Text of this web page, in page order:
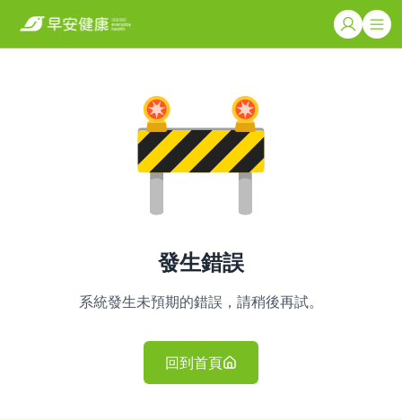
發生錯誤
系統發生未預期的錯誤，請稍後再試。
回到首頁